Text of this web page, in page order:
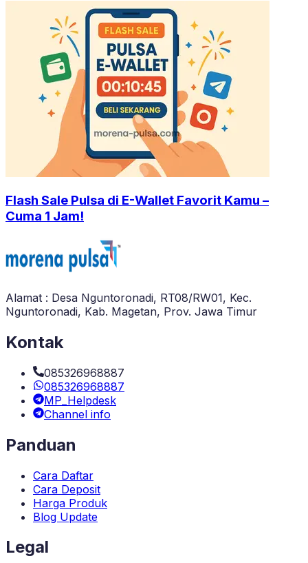
Flash Sale Pulsa di E-Wallet Favorit Kamu –
Cuma 1 Jam!
Alamat : Desa Nguntoronadi, RT08/RW01, Kec.
Nguntoronadi, Kab. Magetan, Prov. Jawa Timur
Kontak
085326968887
085326968887
MP_Helpdesk
Channel info
Panduan
Cara Daftar
Cara Deposit
Harga Produk
Blog Update
Legal